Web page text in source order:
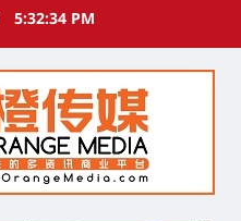
5:32:35 PM